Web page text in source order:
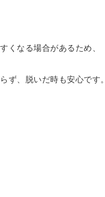
くなる場合があるため、
ず、脱いだ時も安心です。